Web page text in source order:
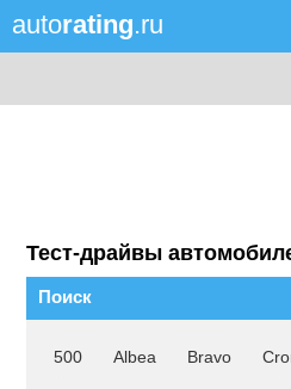
autorating.ru
Тест-драйвы
Поиск
500 Albea Bravo